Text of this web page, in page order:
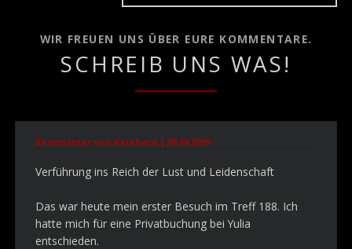
WIR FREUEN UNS ÜBER EURE KOMMENTARE.
SCHREIB UNS WAS!
Kommentar von Reinhard | 08.04.2019
Verführung ins Reich der Lust und Leidenschaft
Das war heute mein erster Besuch im Treff 188. Ich
hatte mich für eine Privatbuchung bei Yulia
entschieden.